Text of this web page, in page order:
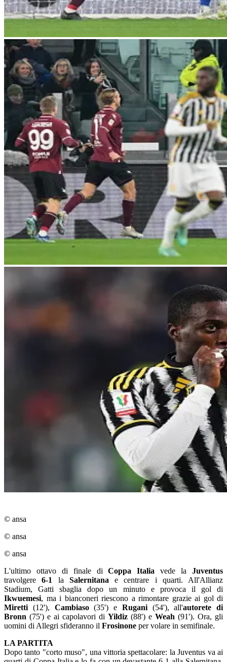
© ansa
© ansa
© ansa
L'ultimo ottavo di finale diCoppa Italiavede laJuventus
travolgere6-1 la Salernitana e centrare i quarti. All'Allianz
Stadium, Gatti sbaglia dopo un minuto e provoca il gol di
Ikwuemesi, ma i bianconeri riescono a rimontare grazie ai gol di
Miretti (12'), Cambiaso(35') e Rugani(54'), all'autorete di
Bronn (75') e ai capolavori di Yildiz (88') e Weah (91'). Ora, gli
uomini di Allegri sfideranno il Frosinone per volare in semifinale.
LA PARTITA
Dopo tanto "corto muso", una vittoria spettacolare: la Juventus va ai